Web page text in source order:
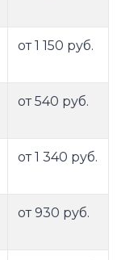
от 1 150 руб.
от 540 руб.
от 1 340 руб.
от 930 руб.